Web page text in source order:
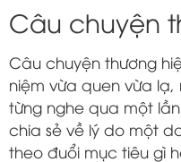
Câu chuyện
Câu chuyện thương
niệm vừa quen vừa
từng nghe qua một
chia sẻ về lý do một
theo đuổi mục tiêu gì